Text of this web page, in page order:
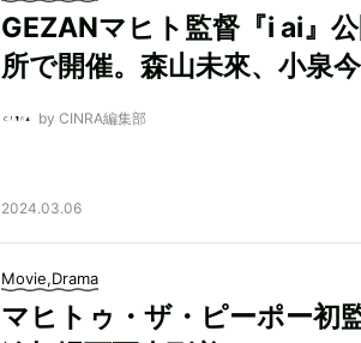
GEZANマヒト監督『i ai』
所で開催。森山未來、小泉
by CINRA編集部
2024.03.06
Movie,Drama
マヒトゥ・ザ・ピーポー初